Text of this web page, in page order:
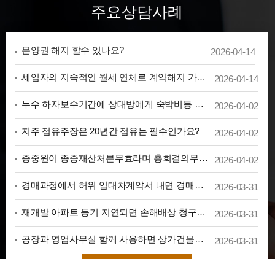
주요상담사례
2026-04-14
누수 하자보수기간에 상대방에게 숙박비등 비용 요청할수 있나 2026-04-02
지주 점유주장은 20년간 점유는 필수인가요? 2026-04-02
종중원이 종중재산처분무효라며 총회결의무효소송 낼 수 있나 2026-04-02
경매과정에서 허위 임대차계약서 내면 경매방해죄 처벌 가능한지 2026-03-31
재개발 아파트 등기 지연되면 손해배상 청구할수 있나? 2026-03-31
공장과 영업사무실 함께 사용하면 상가건물로 볼수있나요? 2026-03-31
분양상가의 가운데 기둥이 있을 경우 분양계약해제를 주장할 수 있나? 2025-01-20
개인정보 침해 등으로 구제를 받고자 하는
정보주체는 법무법인 효현 외에 아래의 기
습니다.
국번없이 118)
- 경찰청 사이버안전국 (www.police.go.kr
수정이 있을 시에는 개정 최소 7일전부터 홈
제공 등과 같이 이용자 권리의 중요한 변경
- 공고일자 : 2022년 11월 10일
- 시행일자 : 2022년 11월 10일